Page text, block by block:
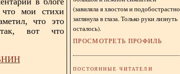
мои стихи
что это
вот что
(завиляла я хвостом и подобострастно
заглянула в глаза. Только руки лизнуть
осталось).
ПРОСМОТРЕТЬ ПРОФИЛЬ
ПОСТОЯННЫЕ ЧИТАТЕЛИ